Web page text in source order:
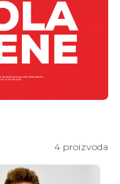
4 proizvoda